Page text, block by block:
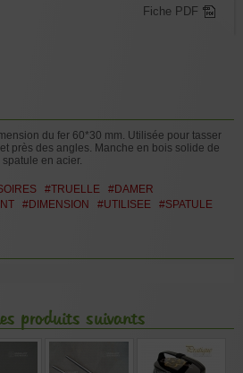
Fiche PDF
du fer 60*30 mm. Utilisée pour tasser
près des angles. Manche en bois solide de
en acier.
#TRUELLE
#DAMER
#DIMENSION #UTILISEE #SPATULE
produits suivants